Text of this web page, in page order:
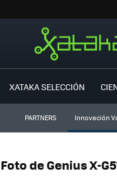
XATAKA SELECCIÓN
PARTNERS Innovación
Foto de Genius X-